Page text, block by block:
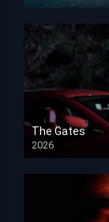
HD 1080p
The Gates
2026
HD 1080p